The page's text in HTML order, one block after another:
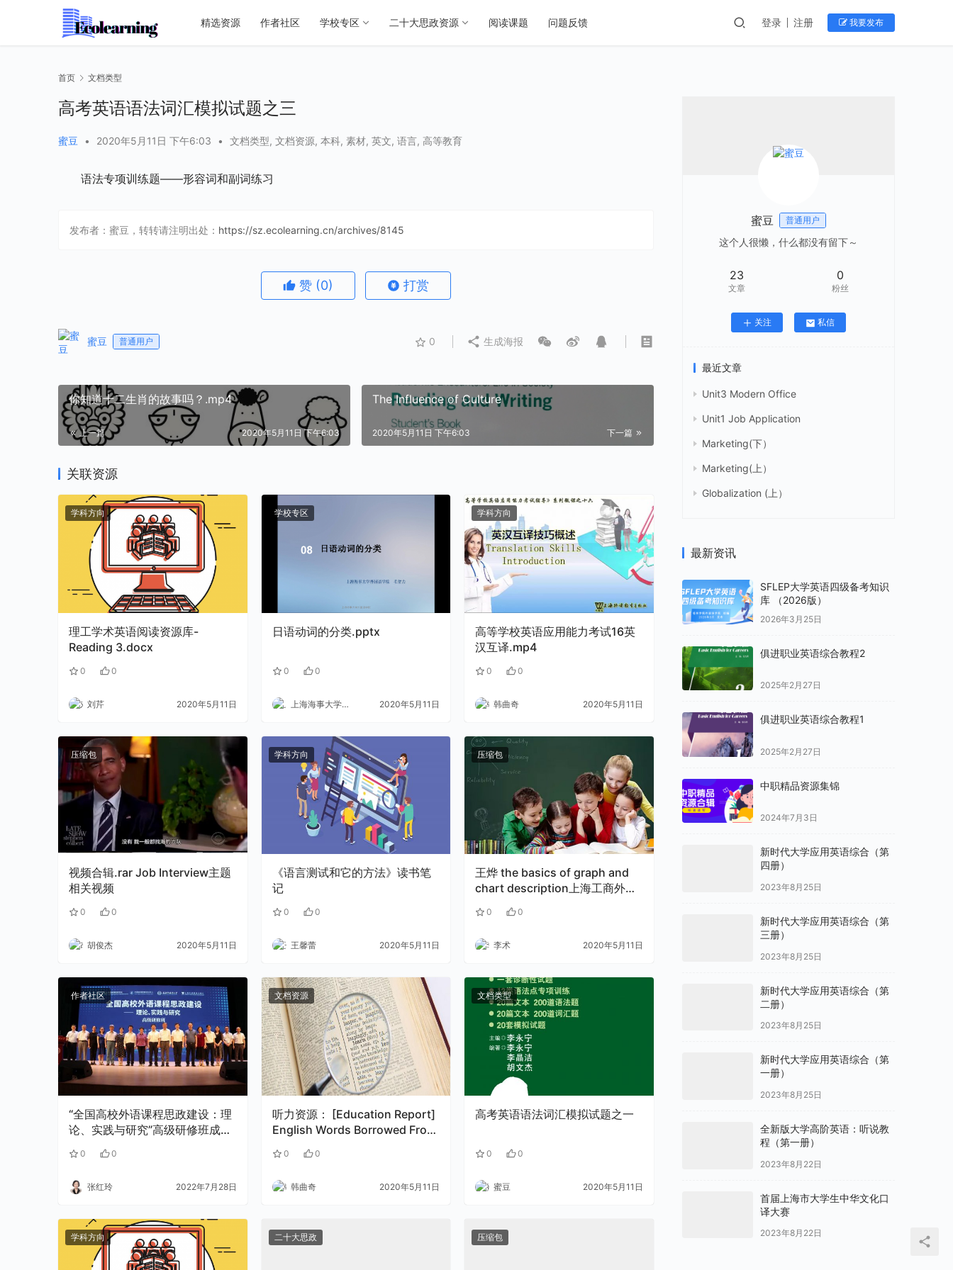
精选资源 作者社区 学校专区 二十大思政资源 阅读课题 问题反馈 登录 注册 我要发布
首页 文档类型
高考英语语法词汇模拟试题之三
蜜豆 • 2020年5月11日 下午6:03 • 文档类型, 文档资源, 本科, 素材, 英文, 语言, 高等教育
语法专项训练题——形容词和副词练习
发布者：蜜豆，转转请注明出处： https://sz.ecolearning.cn/archives/8145
赞 (0) 打赏
蜜豆 普通用户 0 生成海报
你知道十二生肖的故事吗？.mp4
上一篇 2020年5月11日 下午6:03
The Influence of Culture
下一篇
2020年5月11日 下午6:03
关联资源
学科方向
理工学术英语阅读资源库-
Reading 3.docx
0 0
刘芹 2020年5月11日
学校专区
日语动词的分类.pptx
0 0
上海海事大学外语 2020年5月11日
学科方向
高等学校英语应用能力考试16英
汉互译.mp4
0 0
韩曲奇 2020年5月11日
压缩包
视频合辑.rar Job Interview主题
相关视频
0 0
胡俊杰 2020年5月11日
学科方向
《语言测试和它的方法》读书笔
记
0 0
王馨蕾 2020年5月11日
压缩包
王烨 the basics of graph and
chart description上海工商外国
语学校.rar
0 0
李术 2020年5月11日
作者社区
“全国高校外语课程思政建设：理
论、实践与研究”高级研修班成功
0 0
张红玲 2022年7月28日
文档资源
听力资源： [Education Report]
English Words Borrowed From
0 0
韩曲奇 2020年5月11日
文档类型
高考英语语法词汇模拟试题之一
0 0
蜜豆 2020年5月11日
学科方向 二十大思政 压缩包
蜜豆 普通用户
这个人很懒，什么都没有留下～
23
文章
0
粉丝
关注 私信
最近文章
Unit3 Modern Office
Unit1 Job Application
Marketing(下）
Marketing(上）
Globalization (上）
最新资讯
SFLEP大学英语四级备考知识
库 （2026版）
2026年3月25日
俱进职业英语综合教程2
2025年2月27日
俱进职业英语综合教程1
2025年2月27日
中职精品资源集锦
2024年7月3日
新时代大学应用英语综合（第
四册）
2023年8月25日
新时代大学应用英语综合（第
三册）
2023年8月25日
新时代大学应用英语综合（第
二册）
2023年8月25日
新时代大学应用英语综合（第
一册）
2023年8月25日
全新版大学高阶英语：听说教
程（第一册）
2023年8月22日
首届上海市大学生中华文化口
译大赛
2023年8月22日